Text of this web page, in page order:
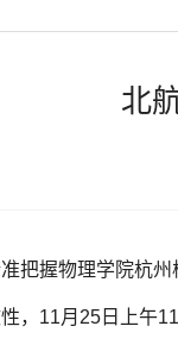
北
把握物理学院杭
，11月25日上午